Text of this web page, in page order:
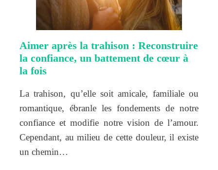
Aimer après la trahison : Reconstruire
la confiance, un battement de cœur à
la fois
La trahison, qu’elle soit amicale, familiale ou
romantique, ébranle les fondements de notre
confiance et modifie notre vision de l’amour.
Cependant, au milieu de cette douleur, il existe
un chemin…